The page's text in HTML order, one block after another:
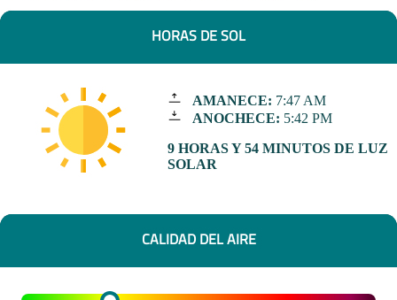
HORAS DE SOL
AMANECE: 7:47 AM
ANOCHECE: 5:42 PM
9 HORAS Y 54 MINUTOS DE LUZ
SOLAR
CALIDAD DEL AIRE